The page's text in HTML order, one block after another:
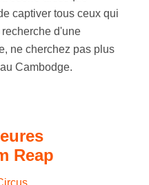
captiver tous ceux qui
d'une
ne cherchez pas plus
Cambodge.
Reap